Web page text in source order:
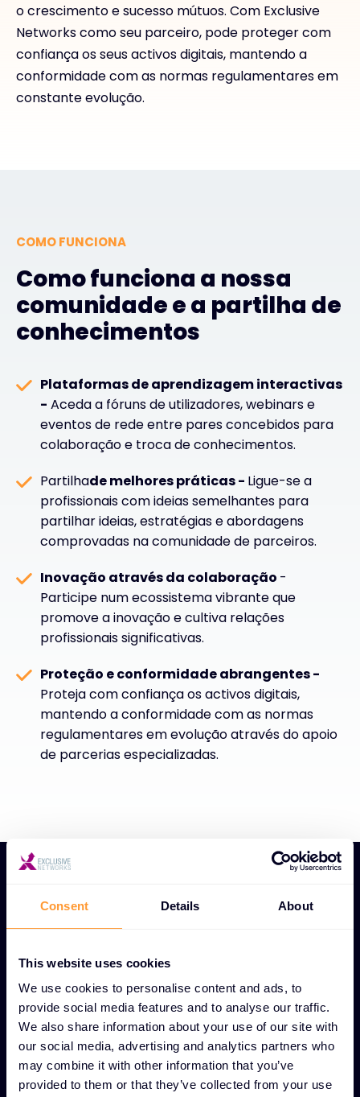
Consent Details About
This website uses cookies
We use cookies to personalise content and ads, to
provide social media features and to analyse our traffic.
We also share information about your use of our site with
our social media, advertising and analytics partners who
may combine it with other information that you’ve
provided to them or that they’ve collected from your use
o crescimento e sucesso mútuos. Com Exclusive
Networks como seu parceiro, pode proteger com
confiança os seus activos digitais, mantendo a
conformidade com as normas regulamentares em
constante evolução.
COMO FUNCIONA
Como funciona a nossa
comunidade e a partilha de
conhecimentos
Plataformas de aprendizagem interactivas
- Aceda a fóruns de utilizadores, webinars e
eventos de rede entre pares concebidos para
colaboração e troca de conhecimentos.
Partilhade melhores práticas - Ligue-se a
profissionais com ideias semelhantes para
partilhar ideias, estratégias e abordagens
comprovadas na comunidade de parceiros.
Inovação através da colaboração -
Participe num ecossistema vibrante que
promove a inovação e cultiva relações
profissionais significativas.
Proteção e conformidade abrangentes -
Proteja com confiança os activos digitais,
mantendo a conformidade com as normas
regulamentares em evolução através do apoio
de parcerias especializadas.
PARTILHA DE CONHECIMENTOS
Aprendizagem em
colaboração e crescimento
profissional